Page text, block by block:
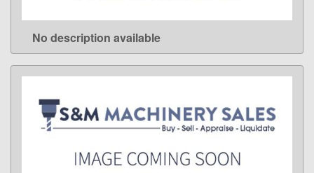
LEARN MORE
No description available